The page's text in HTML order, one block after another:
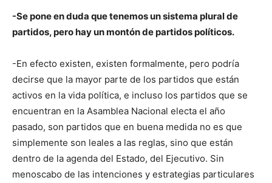
-Se pone en duda que tenemos un sistema plural de
partidos, pero hay un montón de partidos políticos.
-En efecto existen, existen formalmente, pero podría
decirse que la mayor parte de los partidos que están
activos en la vida política, e incluso los partidos que se
encuentran en la Asamblea Nacional electa el año
pasado, son partidos que en buena medida no es que
simplemente son leales a las reglas, sino que están
dentro de la agenda del Estado, del Ejecutivo. Sin
menoscabo de las intenciones y estrategias particulares